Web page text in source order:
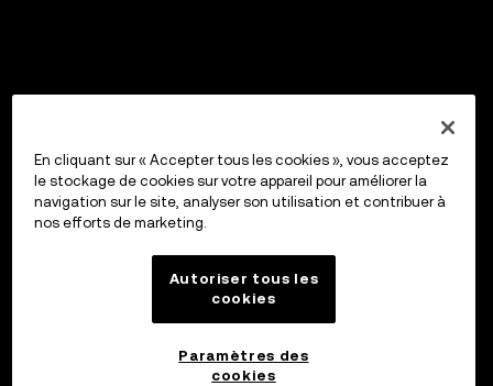
En cliquant sur « Accepter tous les cookies », vous acceptez
le stockage de cookies sur votre appareil pour améliorer la
navigation sur le site, analyser son utilisation et contribuer à
nos efforts de marketing.
Autoriser tous les
cookies
Paramètres des
cookies